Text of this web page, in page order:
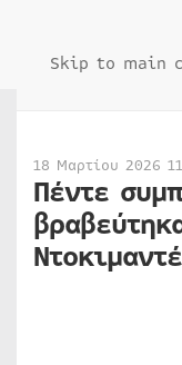
Skip to main
18 Μαρτίου 2026
Πέντε